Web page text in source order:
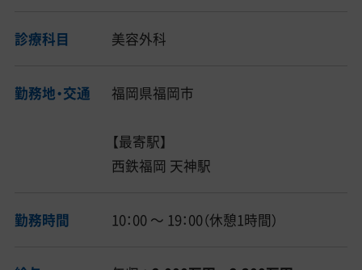
診療科目 美容外科
勤務地・交通 福岡県福岡市
【最寄駅】
西鉄福岡 天神駅
勤務時間 10：00 〜 19：00（休憩1時間）